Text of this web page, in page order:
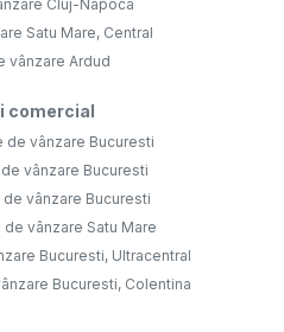
Cluj-Napoca
Satu Mare, Central
vânzare Ardud
comercial
de vânzare Bucuresti
vânzare Bucuresti
vânzare Bucuresti
vânzare Satu Mare
Bucuresti, Ultracentral
Bucuresti, Colentina